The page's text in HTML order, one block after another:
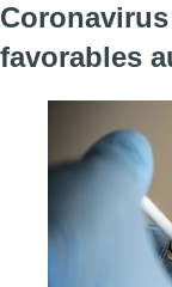
favorables